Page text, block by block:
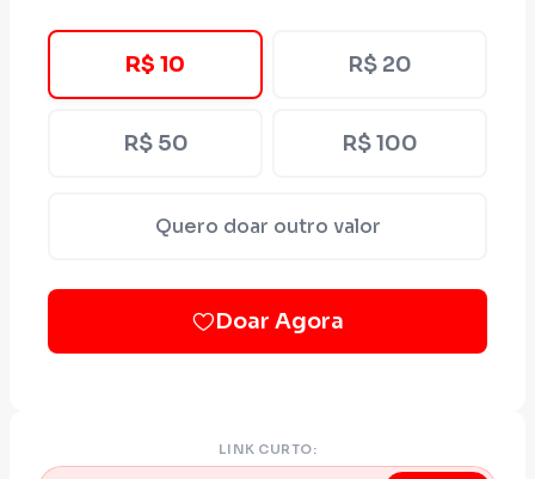
R$ 10 R$ 20
R$ 50 R$ 100
Quero doar outro valor
Doar Agora
LINK CURTO: